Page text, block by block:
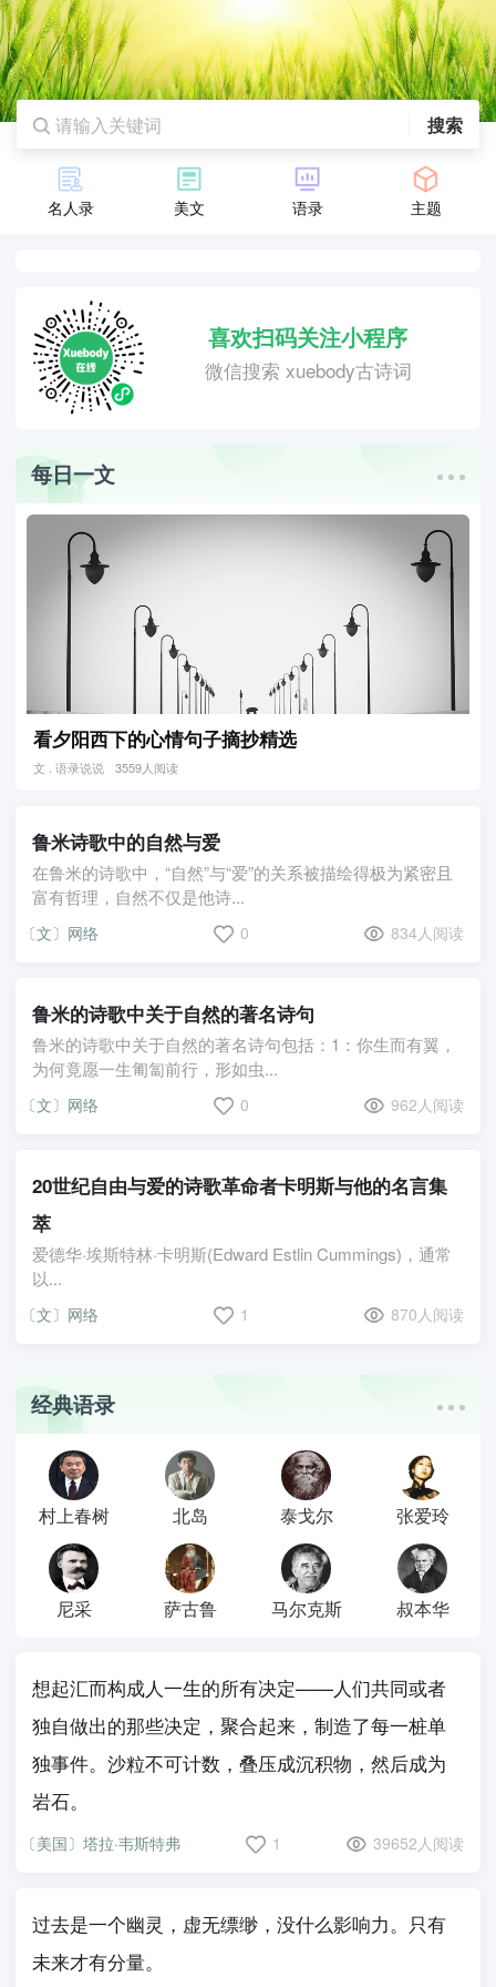
搜索
名人录 美文 语录 主题
喜欢扫码关注小程序
微信搜索 xuebody古诗词
每日一文
看夕阳西下的心情句子摘抄精选
文 . 语录说说 3559人阅读
鲁米诗歌中的自然与爱
在鲁米的诗歌中，“自然”与“爱”的关系被描绘得极为紧密且
富有哲理，自然不仅是他诗...
〔文〕网络 0 834人阅读
鲁米的诗歌中关于自然的著名诗句
鲁米的诗歌中关于自然的著名诗句包括：1：你生而有翼，
为何竟愿一生匍匐前行，形如虫...
〔文〕网络 0 962人阅读
20世纪自由与爱的诗歌革命者卡明斯与他的名言集
萃
爱德华·埃斯特林·卡明斯(Edward Estlin Cummings)，通常
以...
〔文〕网络 1 870人阅读
经典语录
村上春树 北岛 泰戈尔 张爱玲
尼采 萨古鲁 马尔克斯 叔本华
想起汇而构成人一生的所有决定——人们共同或者
独自做出的那些决定，聚合起来，制造了每一桩单
独事件。沙粒不可计数，叠压成沉积物，然后成为
岩石。
〔美国〕塔拉·韦斯特弗 1 39652人阅读
过去是一个幽灵，虚无缥缈，没什么影响力。只有
未来才有分量。